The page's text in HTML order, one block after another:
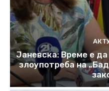
Јаневска: Време е
злоупотреба на